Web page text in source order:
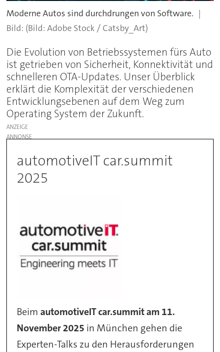
Moderne Autos sind durchdrungen von Software.
(Bild: Adobe Stock / Catsby_Art)
Die Evolution von Betriebssystemen fürs Auto
ist getrieben von Sicherheit, Konnektivität und
schnelleren OTA-Updates. Unser Überblick
erklärt die Komplexität der verschiedenen
Entwicklungsebenen auf dem Weg zum
Operating System der Zukunft.
ANZEIGE
automotiveIT car.summit
2025
BeimautomotiveIT car.summit am 11.
November 2025 in München gehen die
Experten-Talks zu den Herausforderungen